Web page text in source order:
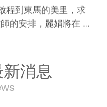
程到東馬的美里，求
的安排，麗娟將在 ...
與愛華在身體軟弱中
（每月一次主日 ...
新消息